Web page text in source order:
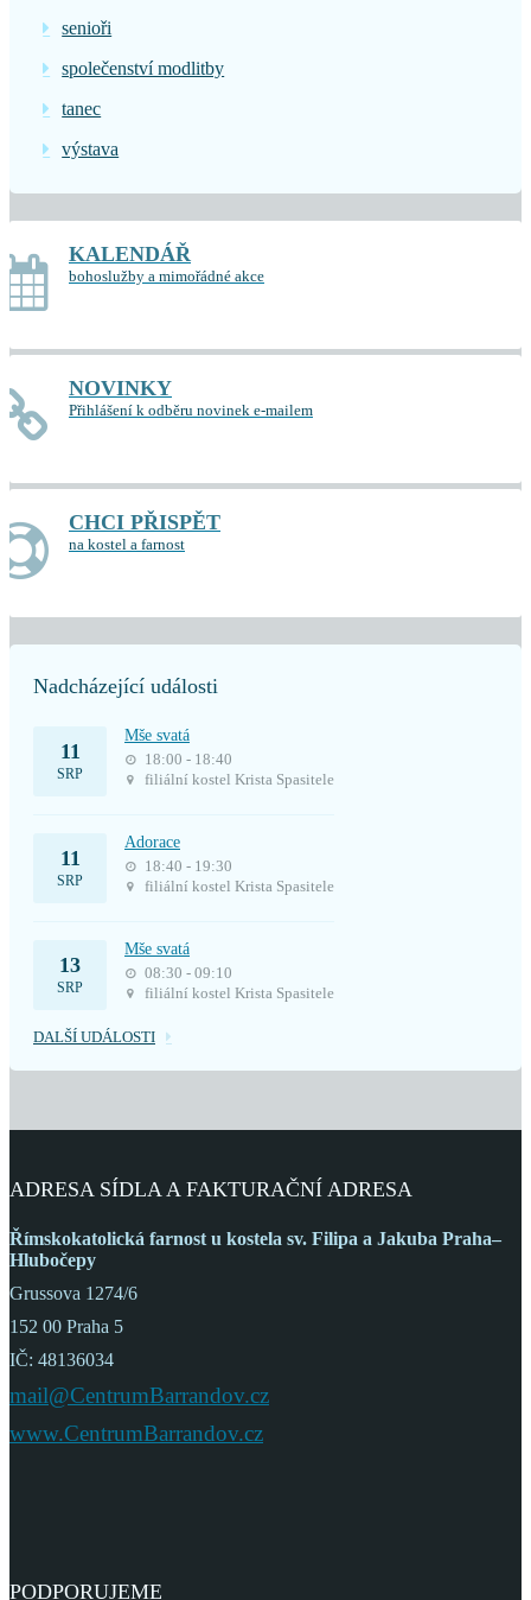
senioři
společenství modlitby
tanec
výstava
KALENDÁŘ
bohoslužby a mimořádné akce
NOVINKY
Přihlášení k odběru novinek e-mailem
CHCI PŘISPĚT
na kostel a farnost
Nadcházející události
11
SRP
Mše svatá
18:00 - 18:40
filiální kostel Krista Spasitele
11
SRP
Adorace
18:40 - 19:30
filiální kostel Krista Spasitele
13
SRP
Mše svatá
08:30 - 09:10
filiální kostel Krista Spasitele
DALŠÍ UDÁLOSTI
ADRESA SÍDLA A FAKTURAČNÍ ADRESA
Římskokatolická farnost u kostela sv. Filipa a Jakuba Praha–
Hlubočepy
Grussova 1274/6
152 00 Praha 5
IČ: 48136034
mail@CentrumBarrandov.cz
www.CentrumBarrandov.cz
PODPORUJEME